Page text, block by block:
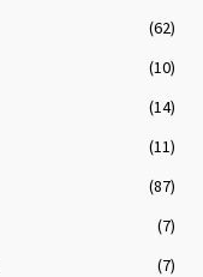
(62)
(10)
(14)
(11)
(87)
(7)
(7)